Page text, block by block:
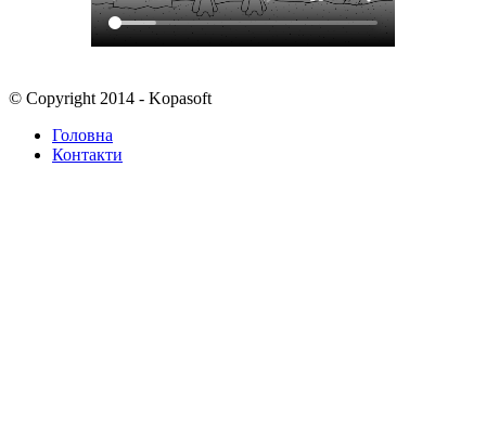
© Copyright 2014 - Kopasoft
Головна
Контакти